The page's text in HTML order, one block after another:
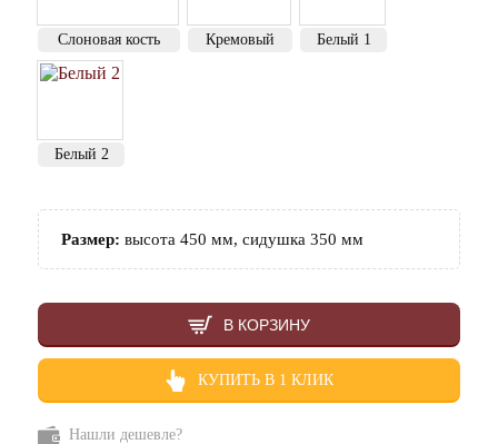
Слоновая кость Кремовый Белый 1
Белый 2
Размер: высота 450 мм, сидушка 350 мм
В КОРЗИНУ
КУПИТЬ В 1 КЛИК
Нашли дешевле?